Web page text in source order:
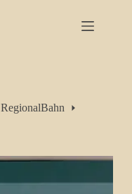
RegionalBahn